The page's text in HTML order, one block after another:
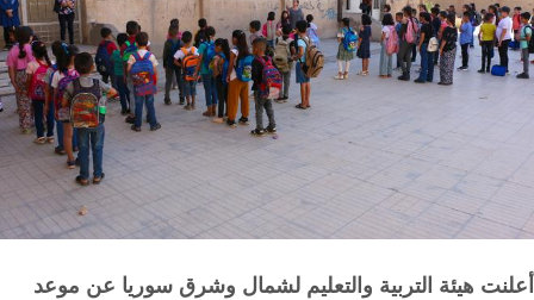
أعلنت هيئة التربية والتعليم لشمال وشرق سوريا عن موعد